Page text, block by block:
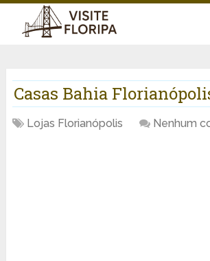
Casas Bahia
Lojas Florianópolis Nenhum